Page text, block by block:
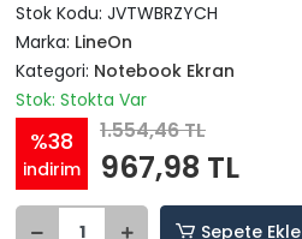
Stok Kodu: JVTWBRZYCH
Marka: LineOn
Kategori: Notebook Ekran
Stok: Stokta Var
%38
indirim
1.554,46 TL
967,98 TL
Sepete Ekle